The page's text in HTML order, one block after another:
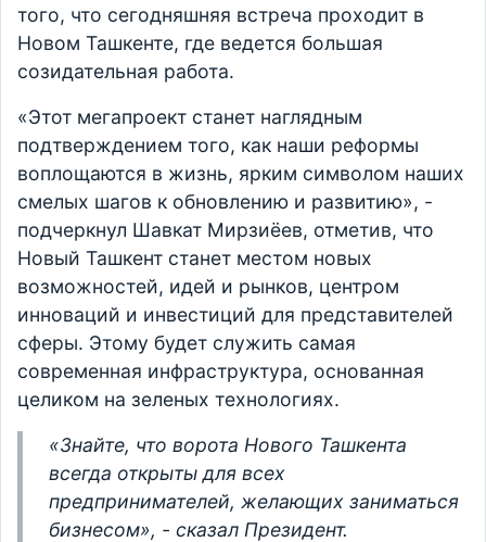
того, что сегодняшняя встреча проходит в
Новом Ташкенте, где ведется большая
созидательная работа.
«Этот мегапроект станет наглядным
подтверждением того, как наши реформы
воплощаются в жизнь, ярким символом наших
смелых шагов к обновлению и развитию», -
подчеркнул Шавкат Мирзиёев, отметив, что
Новый Ташкент станет местом новых
возможностей, идей и рынков, центром
инноваций и инвестиций для представителей
сферы. Этому будет служить самая
современная инфраструктура, основанная
целиком на зеленых технологиях.
«Знайте, что ворота Нового Ташкента
всегда открыты для всех
предпринимателей, желающих заниматься
бизнесом», - сказал Президент.